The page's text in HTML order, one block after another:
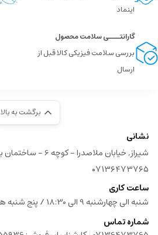
اینماد
گارانتــــی سلامت محصول
بررسی سلامت فیزیکی کالا قبل از
ارسال
برگشت به بالا
نشانی
۰۷۱۳۶۴۷۳۷۶۵
ساعت کاری
شنبه الی چهارشنبه 9 الی 18:30 / پنج شنبه ها 9 الی 14
شماره تماس